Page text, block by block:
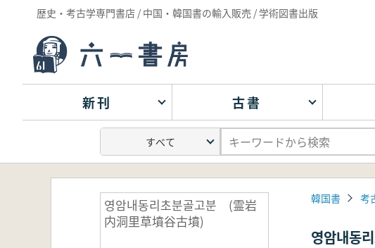
歴史・考古学専門書店 / 中国・韓国書の輸入販売 / 学術図書出版
新刊 古書
영암내동리초분골고분 (霊岩
内洞里草墳谷古墳)
韓国書 考
영암내동